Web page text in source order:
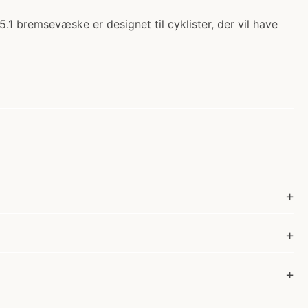
bremsevæske er designet til cyklister, der vil have